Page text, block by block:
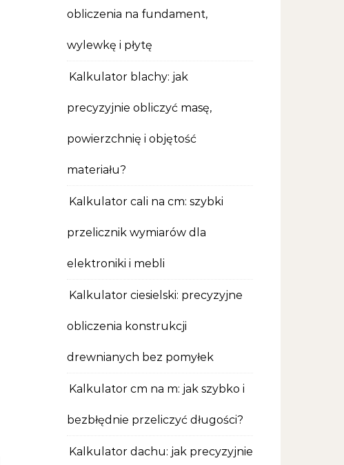
obliczenia na fundament,
wylewkę i płytę
Kalkulator blachy: jak
precyzyjnie obliczyć masę,
powierzchnię i objętość
materiału?
Kalkulator cali na cm: szybki
przelicznik wymiarów dla
elektroniki i mebli
Kalkulator ciesielski: precyzyjne
obliczenia konstrukcji
drewnianych bez pomyłek
Kalkulator cm na m: jak szybko i
bezbłędnie przeliczyć długości?
Kalkulator dachu: jak precyzyjnie